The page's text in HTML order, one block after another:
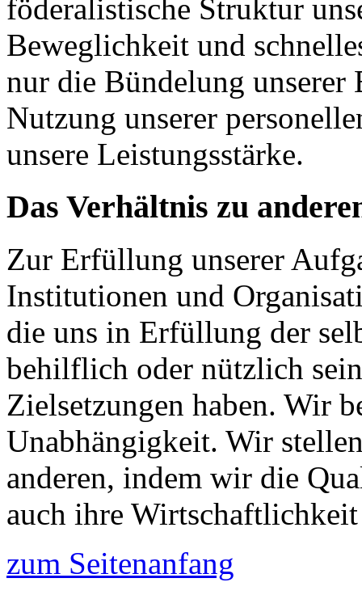
föderalistische Struktur
Beweglichkeit und
nur die Bündelung unserer
Nutzung unserer
unsere Leistungsstärke.
Das Verhältnis zu
Zur Erfüllung unserer
Institutionen und
die uns in Erfüllung der
behilflich oder nützlich
Zielsetzungen haben. Wir
Unabhängigkeit. Wir
anderen, indem wir die
auch ihre Wirtschaftlichkeit
zum Seitenanfang